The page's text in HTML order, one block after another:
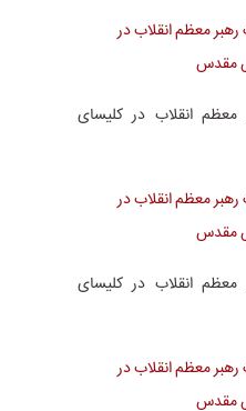
انقلاب در کلیسای
انقلاب در کلیسای